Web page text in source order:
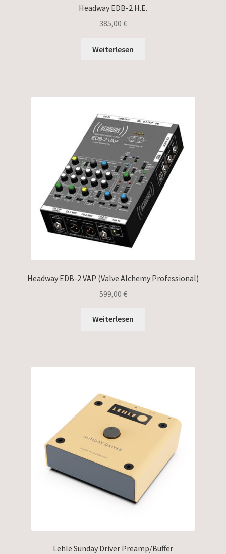
Headway EDB-2 H.E.
385,00 €
Weiterlesen
Headway EDB-2 VAP (Valve Alchemy Professional)
599,00 €
Weiterlesen
Lehle Sunday Driver Preamp/Buffer